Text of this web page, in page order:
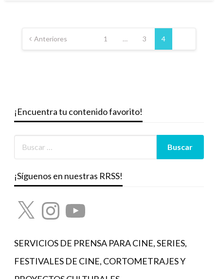
Paginación
de
entradas
Anteriores 1 … 3 4
¡Encuentra tu contenido favorito!
¡Síguenos en nuestras RRSS!
X InstagramYouTube
SERVICIOS DE PRENSA PARA CINE, SERIES,
FESTIVALES DE CINE, CORTOMETRAJES Y